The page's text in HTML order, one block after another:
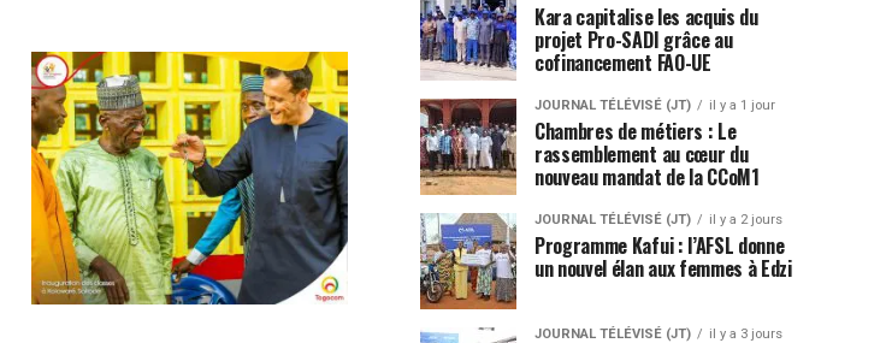
Kara capitalise les acquis du
projet Pro-SADI grâce au
cofinancement FAO-UE
JOURNAL TÉLÉVISÉ (JT) il y a 1 jour
Chambres de métiers : Le
rassemblement au cœur du
nouveau mandat de la CCoM1
JOURNAL TÉLÉVISÉ (JT) il y a 2 jours
Programme Kafui : l’AFSL donne
un nouvel élan aux femmes à Edzi
JOURNAL TÉLÉVISÉ (JT) il y a 3 jours